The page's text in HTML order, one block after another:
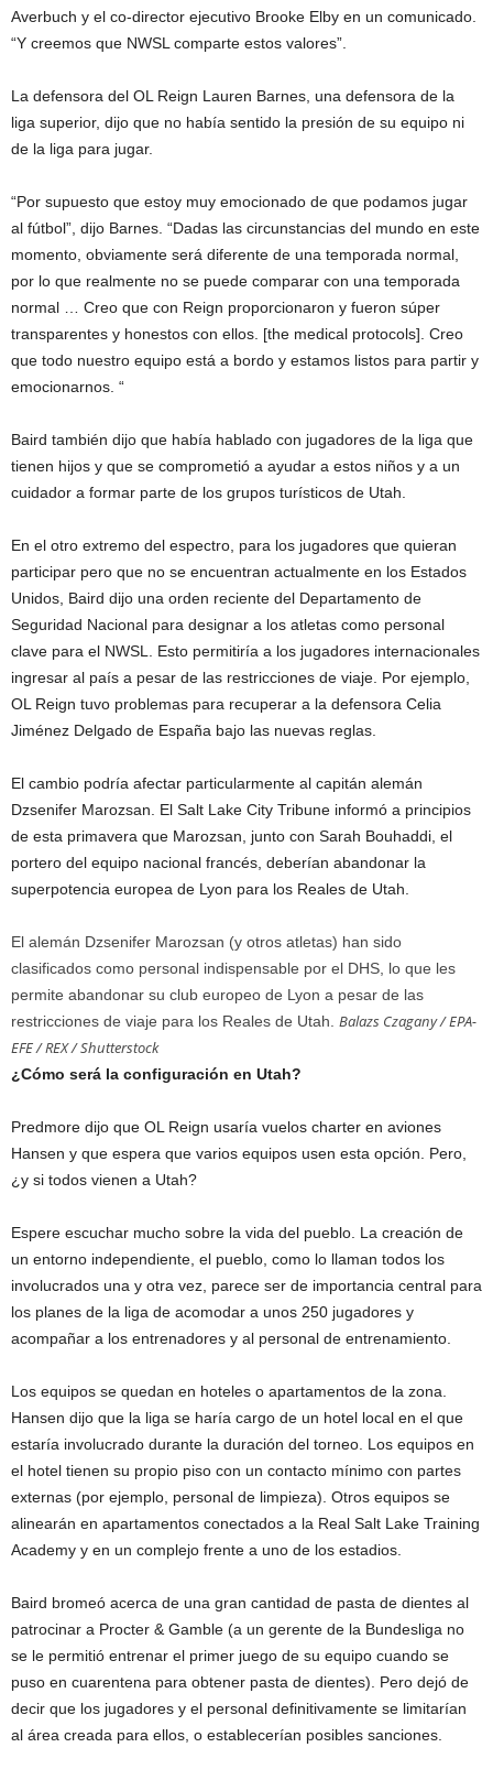
Averbuch y el co-director ejecutivo Brooke Elby en un comunicado.
“Y creemos que NWSL comparte estos valores”.
La defensora del OL Reign Lauren Barnes, una defensora de la
liga superior, dijo que no había sentido la presión de su equipo ni
de la liga para jugar.
“Por supuesto que estoy muy emocionado de que podamos jugar
al fútbol”, dijo Barnes. “Dadas las circunstancias del mundo en este
momento, obviamente será diferente de una temporada normal,
por lo que realmente no se puede comparar con una temporada
normal … Creo que con Reign proporcionaron y fueron súper
transparentes y honestos con ellos. [the medical protocols]. Creo
que todo nuestro equipo está a bordo y estamos listos para partir y
emocionarnos. “
Baird también dijo que había hablado con jugadores de la liga que
tienen hijos y que se comprometió a ayudar a estos niños y a un
cuidador a formar parte de los grupos turísticos de Utah.
En el otro extremo del espectro, para los jugadores que quieran
participar pero que no se encuentran actualmente en los Estados
Unidos, Baird dijo una orden reciente del Departamento de
Seguridad Nacional para designar a los atletas como personal
clave para el NWSL. Esto permitiría a los jugadores internacionales
ingresar al país a pesar de las restricciones de viaje. Por ejemplo,
OL Reign tuvo problemas para recuperar a la defensora Celia
Jiménez Delgado de España bajo las nuevas reglas.
El cambio podría afectar particularmente al capitán alemán
Dzsenifer Marozsan. El Salt Lake City Tribune informó a principios
de esta primavera que Marozsan, junto con Sarah Bouhaddi, el
portero del equipo nacional francés, deberían abandonar la
superpotencia europea de Lyon para los Reales de Utah.
El alemán Dzsenifer Marozsan (y otros atletas) han sido
clasificados como personal indispensable por el DHS, lo que les
permite abandonar su club europeo de Lyon a pesar de las
restricciones de viaje para los Reales de Utah. Balazs Czagany / EPA-
EFE / REX / Shutterstock
¿Cómo será la configuración en Utah?
Predmore dijo que OL Reign usaría vuelos charter en aviones
Hansen y que espera que varios equipos usen esta opción. Pero,
¿y si todos vienen a Utah?
Espere escuchar mucho sobre la vida del pueblo. La creación de
un entorno independiente, el pueblo, como lo llaman todos los
involucrados una y otra vez, parece ser de importancia central para
los planes de la liga de acomodar a unos 250 jugadores y
acompañar a los entrenadores y al personal de entrenamiento.
Los equipos se quedan en hoteles o apartamentos de la zona.
Hansen dijo que la liga se haría cargo de un hotel local en el que
estaría involucrado durante la duración del torneo. Los equipos en
el hotel tienen su propio piso con un contacto mínimo con partes
externas (por ejemplo, personal de limpieza). Otros equipos se
alinearán en apartamentos conectados a la Real Salt Lake Training
Academy y en un complejo frente a uno de los estadios.
Baird bromeó acerca de una gran cantidad de pasta de dientes al
patrocinar a Procter & Gamble (a un gerente de la Bundesliga no
se le permitió entrenar el primer juego de su equipo cuando se
puso en cuarentena para obtener pasta de dientes). Pero dejó de
decir que los jugadores y el personal definitivamente se limitarían
al área creada para ellos, o establecerían posibles sanciones.